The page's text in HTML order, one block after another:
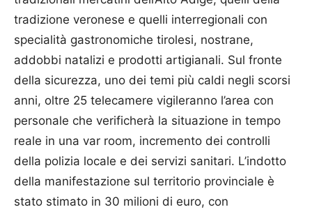
tradizione veronese e quelli interregionali con
specialità gastronomiche tirolesi, nostrane,
addobbi natalizi e prodotti artigianali. Sul fronte
della sicurezza, uno dei temi più caldi negli scorsi
anni, oltre 25 telecamere vigileranno l’area con
personale che verificherà la situazione in tempo
reale in una var room, incremento dei controlli
della polizia locale e dei servizi sanitari. L’indotto
della manifestazione sul territorio provinciale è
stato stimato in 30 milioni di euro, con